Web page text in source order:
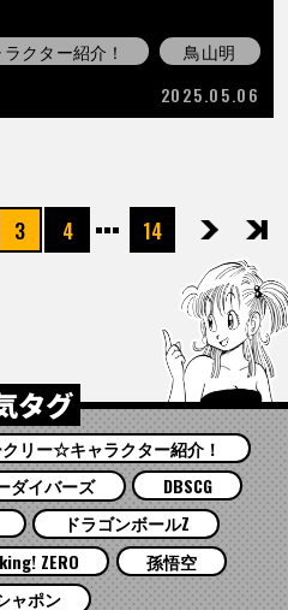
クター紹介！
鳥山明
2025.05.06
3 4 14次へ最後
タグ
リー☆キャラクター紹介！
ダイバーズ
DBSCG
ドラゴンボールZ
ZERO
孫悟空
ャポン